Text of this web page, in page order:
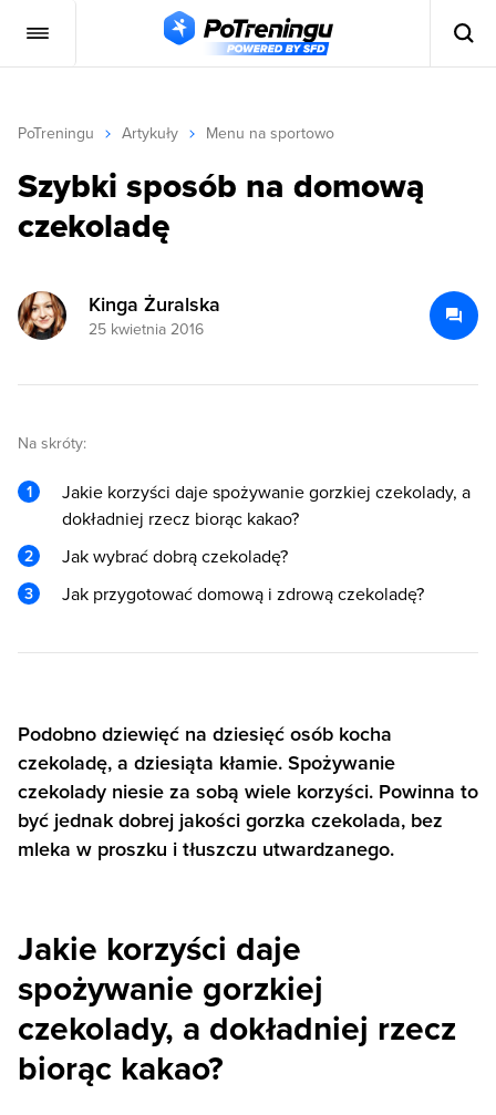
PoTreningu Artykuły Menu na sportowo
Szybki sposób na domową
czekoladę
Kinga Żuralska
25 kwietnia 2016
Na skróty:
Jakie korzyści daje spożywanie gorzkiej czekolady, a
dokładniej rzecz biorąc kakao?
Jak wybrać dobrą czekoladę?
Jak przygotować domową i zdrową czekoladę?
Podobno dziewięć na dziesięć osób kocha
czekoladę, a dziesiąta kłamie. Spożywanie
czekolady niesie za sobą wiele korzyści. Powinna to
być jednak dobrej jakości gorzka czekolada, bez
mleka w proszku i tłuszczu utwardzanego.
Jakie korzyści daje
spożywanie gorzkiej
czekolady, a dokładniej rzecz
biorąc kakao?